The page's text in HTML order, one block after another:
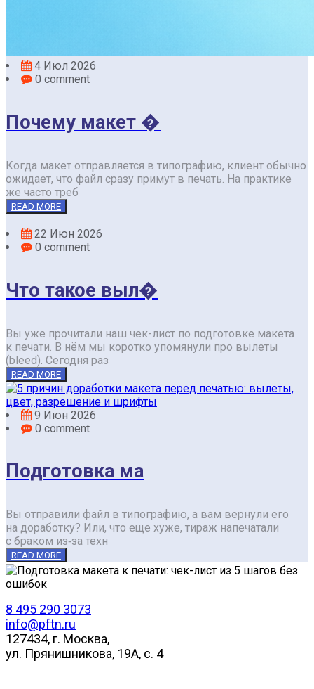
4 Июл 2026
0 comment
Почему макет �
Когда макет отправляется в типографию, клиент обычно
ожидает, что файл сразу примут в печать. На практике
же часто треб
READ MORE
22 Июн 2026
0 comment
Что такое выл�
Вы уже прочитали наш чек-лист по подготовке макета
к печати. В нём мы коротко упомянули про вылеты
(bleed). Сегодня раз
READ MORE
9 Июн 2026
0 comment
Подготовка ма
Вы отправили файл в типографию, а вам вернули его
на доработку? Или, что еще хуже, тираж напечатали
с браком из‑за техн
READ MORE
8 495 290 3073
info@pftn.ru
127434, г. Москва,
ул. Прянишникова, 19А, c. 4